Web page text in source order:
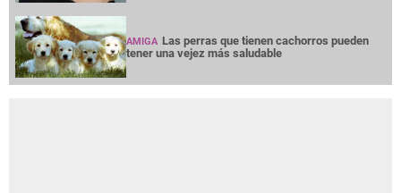
AMIGA Las perras que tienen cachorros pueden
tener una vejez más saludable